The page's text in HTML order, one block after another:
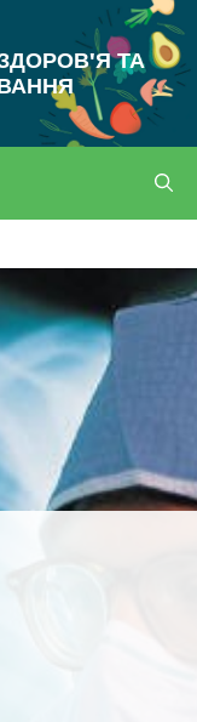
ЗДОРОВ'Я ТА